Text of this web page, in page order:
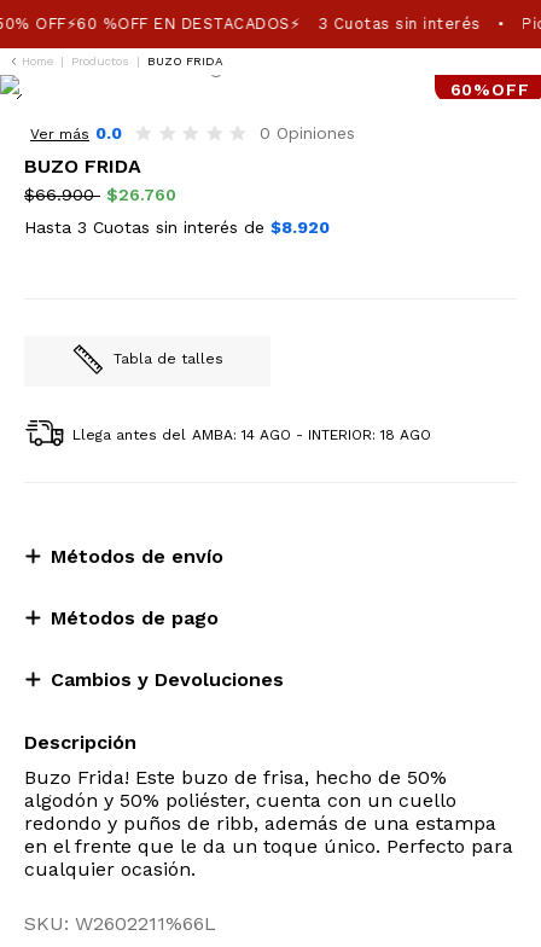
OFF⚡60 %OFF EN DESTACADOS⚡ 3 Cuotas sin interés •
Home | Productos | BUZO FRIDA
60%OFF
Ver más 0.0 0 Opiniones
BUZO FRIDA
$66.900 $26.760
Hasta 3 Cuotas sin interés de $8.920
Tabla de talles
Llega antes del AMBA: 14 AGO - INTERIOR: 18 AGO
Métodos de envío
Métodos de pago
Cambios y Devoluciones
Descripción
Buzo Frida! Este buzo de frisa, hecho de 50%
algodón y 50% poliéster, cuenta con un cuello
redondo y puños de ribb, además de una estampa
en el frente que le da un toque único. Perfecto para
cualquier ocasión.
SKU: W2602211%66L